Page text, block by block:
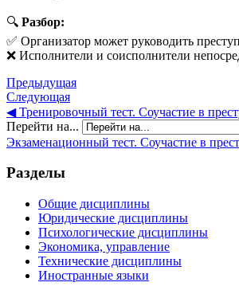
🔍 Разбор:
✅ Организатор может руководить
❌ Исполнители и соисполнители
Предыдущая
Следующая
◀︎ Тренировочный тест. Соучастие в
Перейти на...
Экзаменационный тест. Соучастие в
Разделы
Общие дисциплины
Юридические дисциплины
Психологические дисциплины
Экономика, управление
Технические дисциплины
Иностранные языки